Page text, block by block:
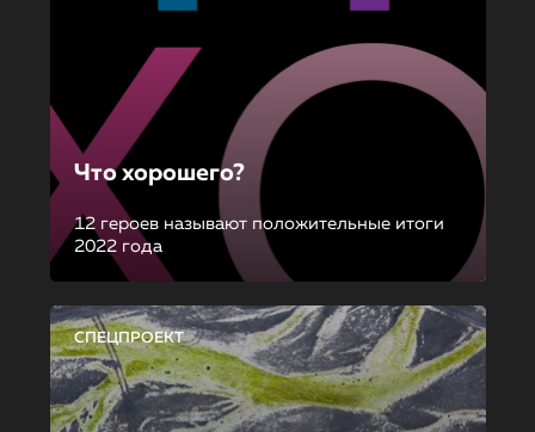
Что хорошего?
12 героев называют положительные итоги
2022 года
СПЕЦПРОЕКТ